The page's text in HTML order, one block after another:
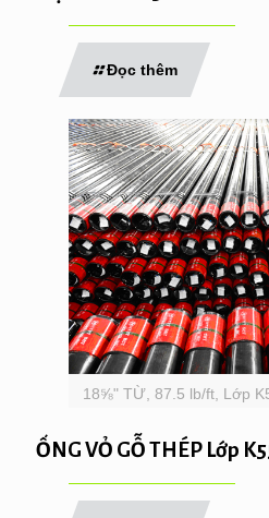
Đọc thêm
18⅝" TỪ, 87.5 lb/ft, Lớp
ỐNG VỎ GỖ THÉP Lớp